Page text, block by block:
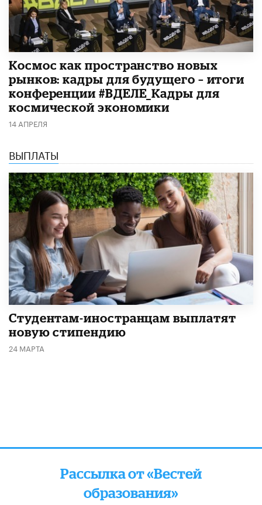
Космос как пространство новых
рынков: кадры для будущего – итоги
конференции #ВДЕЛЕ_Кадры для
космической экономики
14 АПРЕЛЯ
ВЫПЛАТЫ
Студентам-иностранцам выплатят
новую стипендию
24 МАРТА
Рассылка от «Вестей
образования»